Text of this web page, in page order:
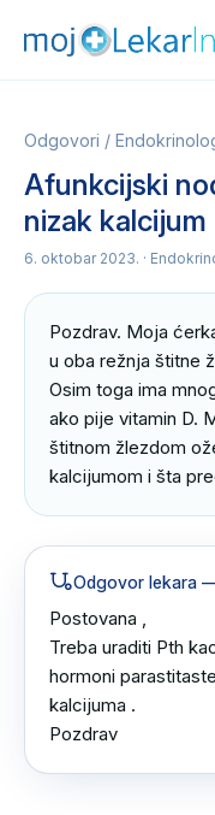
Odgovori /
Afunkcijski
nizak kalcijum
6. oktobar 2023. ·
Pozdrav. Moja
u oba režnja štitne
Osim toga ima
ako pije vitamin D.
štitnom žlezdom
kalcijumom i šta
Odgovor lekara
Postovana ,
Treba uraditi Pth
hormoni
kalcijuma .
Pozdrav